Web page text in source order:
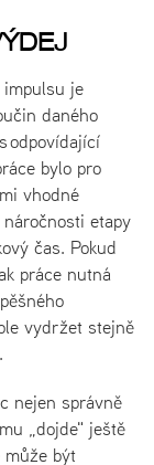
je
daného
odpovídající
bylo pro
vhodné
etapy
čas. Pokud
práce nutná
vydržet stejně
nejen správně
„dojde" ještě
může být